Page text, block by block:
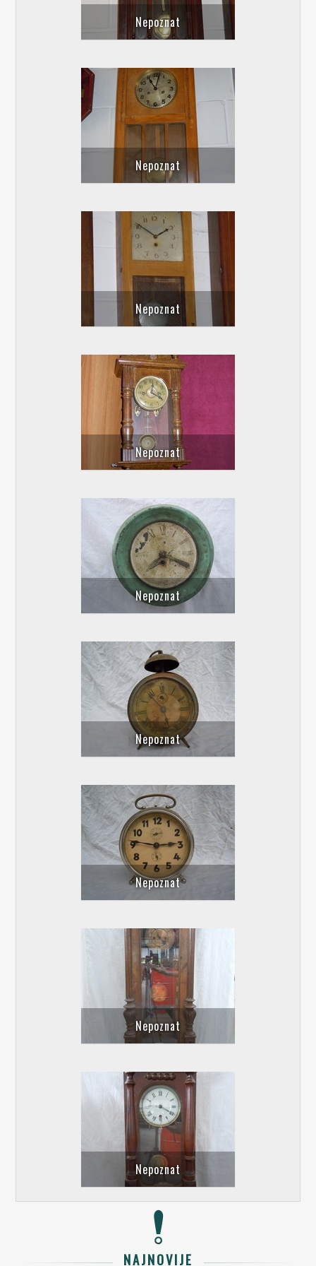
Nepoznat
Nepoznat
Nepoznat
Nepoznat
Nepoznat
Nepoznat
Nepoznat
Nepoznat
Nepoznat
NAJNOVIJE